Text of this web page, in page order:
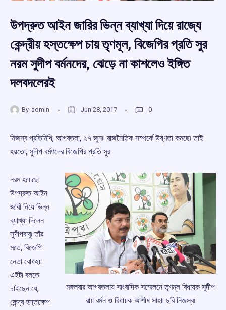
উপদ্রুত আইন জারির ভিন্ন ব্যাখ্যা দিয়ে রাজ্যে
কেন্দ্রীয় হস্তক্ষেপ চায় তৃণমূল, বিজেপির প্রতি সুর
নরম সুদীপ বর্মনদের, ঝেড়ে না কাশলেও ইঙ্গিত
দলবদলেরই
By admin Jun 28, 2017 0
নিজস্ব প্রতিনিধি, আগরতলা, ২৭ জুন৷৷ রাজনৈতিক সম্পর্কে উষ্ণতা কমছে৷ তাই
হয়তো, সুদীপ বর্মণদের বিজেপির প্রতি সুর
মঙ্গলবার আগরতলায় সাংবাদিক সম্মেলনে তৃণমূল বিধায়ক সুদীপ
রায় বর্মন ও বিধায়ক আশীষ সাহা৷ ছবি নিজস্ব৷
নরম হয়েছে৷
উপদ্রুত আইন
জারী নিয়ে ভিন্ন
ব্যাখ্যা দিলেন
সুদীপবাবু৷ তাঁর
মতে, বিজেপি
নেতা বোধহয়
এইটা বলতে
চাইছেন যে,
কেন্দ্র হস্তক্ষেপ